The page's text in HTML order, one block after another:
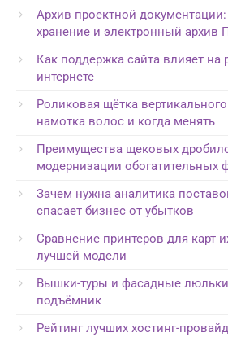
Архив проектной
хранение и электронный архив
Как поддержка сайта влияет на
интернете
Роликовая щётка
намотка волос и когда менять
Преимущества щековых
модернизации обогатительных
Зачем нужна аналитика
спасает бизнес от убытков
Сравнение принтеров для карт
лучшей модели
Вышки-туры и фасадные
подъёмник
Рейтинг лучших хостинг-